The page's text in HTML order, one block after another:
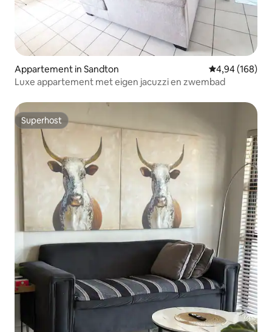
Appartement in Sandton Gemiddelde
4,94 (168)
Luxe appartement met eigen jacuzzi en zwembad
Superhost
Superhost